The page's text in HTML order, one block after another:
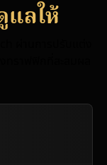
แลให้